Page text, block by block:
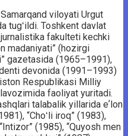
viloyati Urgut
tugʻildi. Toshkent davlat
fakulteti kechki
madaniyati” (hozirgi
gazetasida (1965–1991),
devonida (1991–1993)
Respublikasi Milliy
faoliyat yuritadi.
talabalik yillarida eʼlon
“Choʻli iroq” (1983),
(1985), “Quyosh men